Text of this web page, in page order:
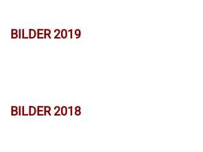
BILDER 2019
BILDER 2018